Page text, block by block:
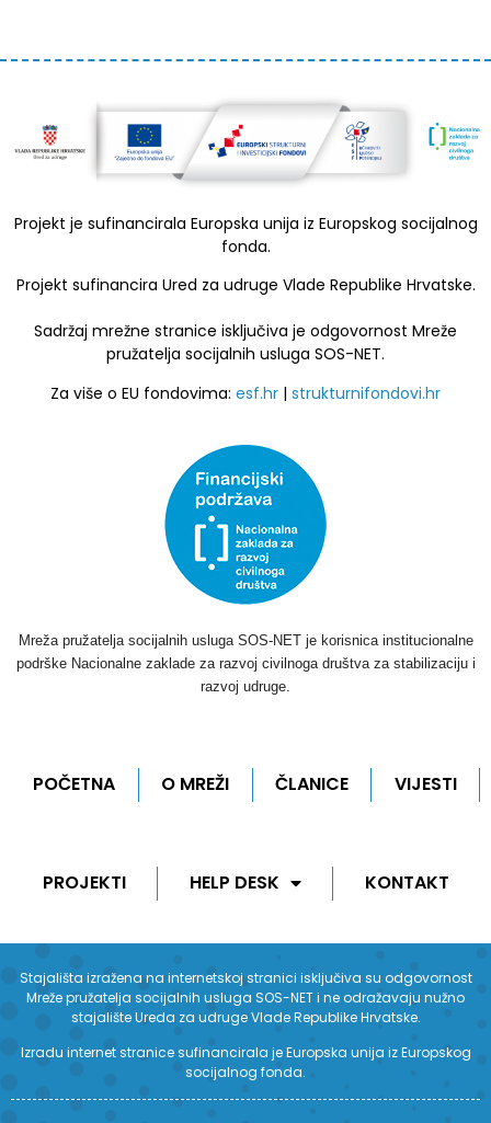
Projekt je sufinancirala Europska unija iz Europskog socijalnog
fonda.
Projekt sufinancira Ured za udruge Vlade Republike Hrvatske.
Sadržaj mrežne stranice isključiva je odgovornost Mreže
pružatelja socijalnih usluga SOS-NET.
Za više o EU fondovima: esf.hr | strukturnifondovi.hr
Mreža pružatelja socijalnih usluga SOS-NET je korisnica institucionalne
podrške Nacionalne zaklade za razvoj civilnoga društva za stabilizaciju i
razvoj udruge.
POČETNA O MREŽI ČLANICE VIJESTI
PROJEKTI HELP DESK KONTAKT
Stajališta izražena na internetskoj stranici isključiva su odgovornost
Mreže pružatelja socijalnih usluga SOS-NET i ne odražavaju nužno
stajalište Ureda za udruge Vlade Republike Hrvatske.
Izradu internet stranice sufinancirala je Europska unija iz Europskog
socijalnog fonda.